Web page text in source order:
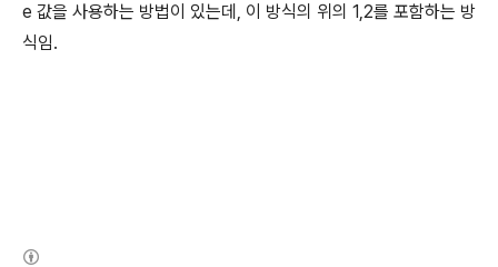
e 값을 사용하는 방법이 있는데, 이 방식의 위의 1,2를 포함하는 방
식임.